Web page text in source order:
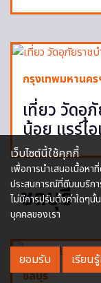
กรุงเทพมหานคร
เที่ยว วัดอุ
น้อย แรร์ไ
ชลบุรี
ชลบุรี
เว็บไซต์นี้ใช้คุกกี้
เพื่อการนำเสนอเนื้อห
ประสบการณ์ที่ดีบนบริกา
ไม่มีการปรับตั้งค่าใดๆ
บุคคลของเรา
ยอมรับ เรียน